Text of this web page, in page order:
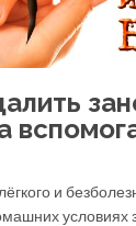
и
условиях